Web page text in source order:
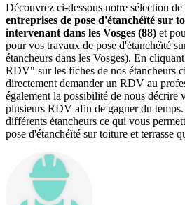
Découvrez ci-dessous notre sélection de
entreprises de pose d'étanchéïté sur
intervenant dans les Vosges (88) et
pour vos travaux de pose d'étanchéïté
étancheurs dans les Vosges). En
RDV" sur les fiches de nos étancheurs
directement demander un RDV au
également la possibilité de nous décrire
plusieurs RDV afin de gagner du
différents étancheurs ce qui vous
pose d'étanchéïté sur toiture et terrasse